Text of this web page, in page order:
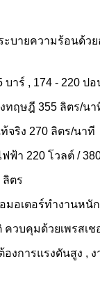
ะบายความร้อนด้ว
บาร์ , 174 - 220 ป
ทฤษฎี 355 ลิตร/นา
จริง 270 ลิตร/นาที
ฟฟ้า 220 โวลต์ /
ลิตร
มอเตอร์ทำงานหนั
วบคุมด้วยเพรสเช
งการแรงดันสูง ,